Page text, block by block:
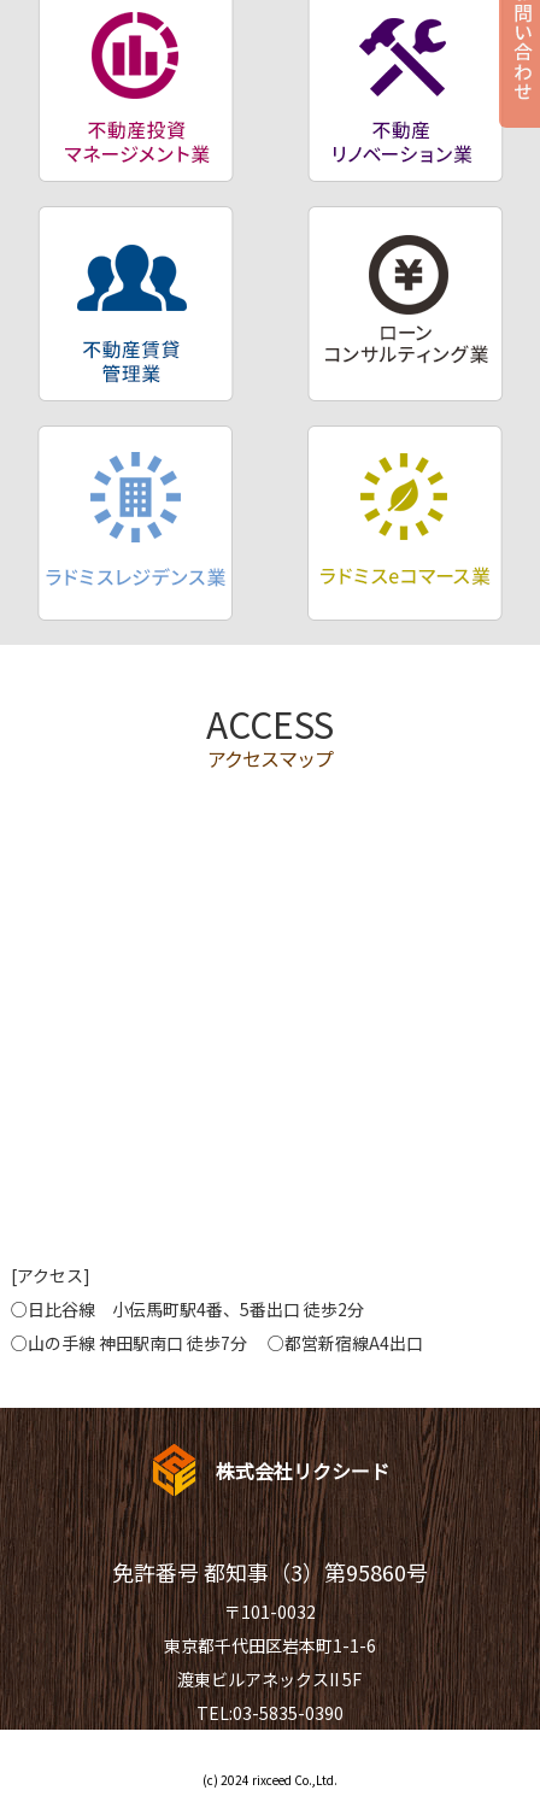
ACCESS
アクセスマップ
[アクセス]
○日比谷線 小伝馬町駅4番、5番出口 徒歩2分
○山の手線 神田駅南口 徒歩7分 ○都営新宿線A4出口
株式会社リクシード
免許番号 都知事（3）第95860号
〒101-0032
東京都千代田区岩本町1-1-6
渡東ビルアネックスII 5F
TEL:03-5835-0390
(c) 2024 rixceed Co.,Ltd.